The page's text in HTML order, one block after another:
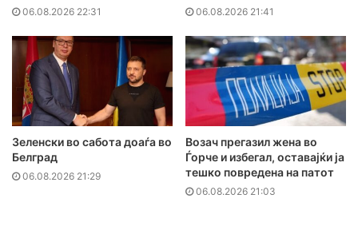
06.08.2026 22:31 06.08.2026 21:41
Зеленски во сабота доаѓа во
Белград
06.08.2026 21:29
Возач прегазил жена во
Ѓорче и избегал, оставајќи ја
тешко повредена на патот
06.08.2026 21:03